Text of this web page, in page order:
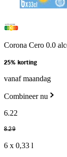
Corona Cero 0.0
25% korting
vanaf maandag
Combineer nu
6.22
8.29
6 x 0,33 l